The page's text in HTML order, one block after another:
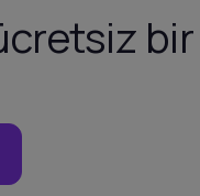
bir